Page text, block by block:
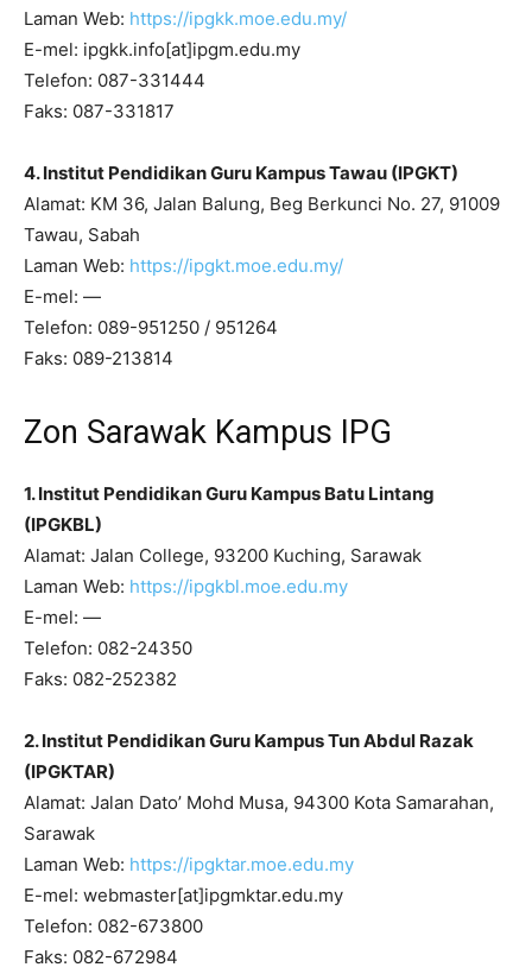
Laman Web: https://ipgkk.moe.edu.my/
E-mel: ipgkk.info[at]ipgm.edu.my
Telefon: 087-331444
Faks: 087-331817
4. Institut Pendidikan Guru Kampus Tawau (IPGKT)
Alamat: KM 36, Jalan Balung, Beg Berkunci No. 27, 91009
Tawau, Sabah
Laman Web: https://ipgkt.moe.edu.my/
E-mel: —
Telefon: 089-951250 / 951264
Faks: 089-213814
Zon Sarawak Kampus IPG
1. Institut Pendidikan Guru Kampus Batu Lintang
(IPGKBL)
Alamat: Jalan College, 93200 Kuching, Sarawak
Laman Web: https://ipgkbl.moe.edu.my
E-mel: —
Telefon: 082-24350
Faks: 082-252382
2. Institut Pendidikan Guru Kampus Tun Abdul Razak
(IPGKTAR)
Alamat: Jalan Dato’ Mohd Musa, 94300 Kota Samarahan,
Sarawak
Laman Web: https://ipgktar.moe.edu.my
E-mel: webmaster[at]ipgmktar.edu.my
Telefon: 082-673800
Faks: 082-672984